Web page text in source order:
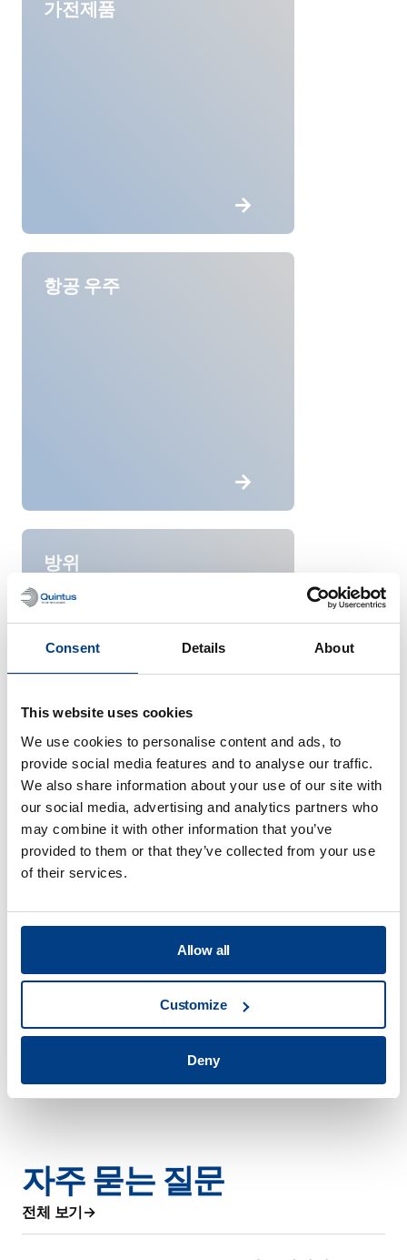
Consent Details About
This website uses cookies
We use cookies to personalise content and ads, to
provide social media features and to analyse our traffic.
We also share information about your use of our site with
our social media, advertising and analytics partners who
may combine it with other information that you’ve
provided to them or that they’ve collected from your use
of their services.
Allow all
Customize
Deny
가전제품
항공 우주
방위
자동차
자주 묻는 질문
전체 보기